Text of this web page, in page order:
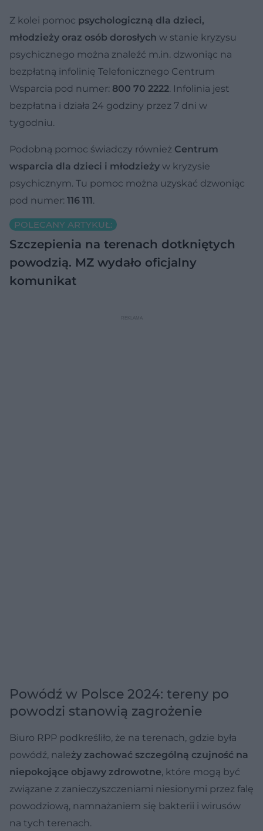
Z kolei pomoc psychologiczną dla dzieci,
młodzieży oraz osób dorosłych w stanie kryzysu
psychicznego można znaleźć m.in. dzwoniąc na
bezpłatną infolinię Telefonicznego Centrum
Wsparcia pod numer: 800 70 2222. Infolinia jest
bezpłatna i działa 24 godziny przez 7 dni w
tygodniu.
Podobną pomoc świadczy również Centrum
wsparcia dla dzieci i młodzieży w kryzysie
psychicznym. Tu pomoc można uzyskać dzwoniąc
pod numer: 116 111.
POLECANY ARTYKUŁ:
Szczepienia na terenach dotkniętych
powodzią. MZ wydało oficjalny
komunikat
Powódź w Polsce 2024: tereny po
powodzi stanowią zagrożenie
Biuro RPP podkreśliło, że na terenach, gdzie była
powódź, należy zachować szczególną czujność na
niepokojące objawy zdrowotne, które mogą być
związane z zanieczyszczeniami niesionymi przez falę
powodziową, namnażaniem się bakterii i wirusów
na tych terenach.